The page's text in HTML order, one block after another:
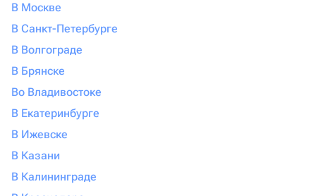
В Москве
В Санкт-Петербурге
В Волгограде
В Брянске
Во Владивостоке
В Екатеринбурге
В Ижевске
В Казани
В Калининграде